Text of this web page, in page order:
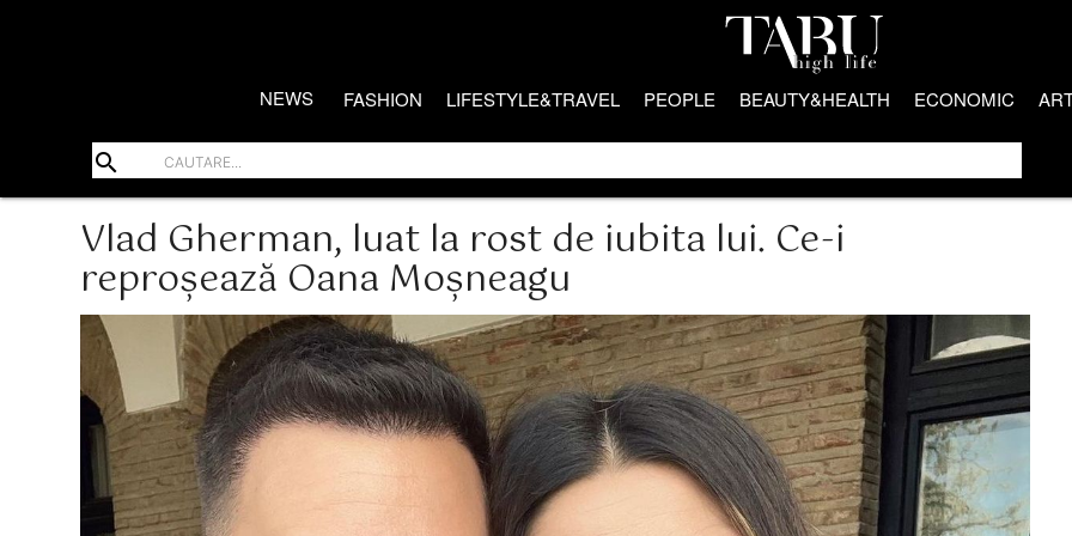
NEWS FASHION LIFESTYLE&TRAVEL PEOPLE BEAUTY&HEALTH ECONOMIC
search
Vlad Gherman, luat la rost de iubita lui. Ce-i
reproșează Oana Moșneagu